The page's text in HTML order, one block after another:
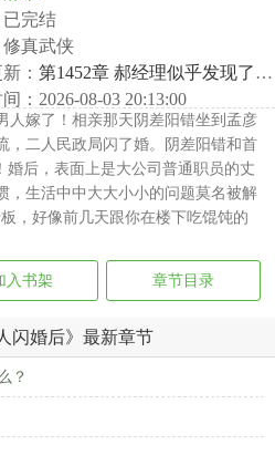
完结
真武侠
： 第1452章 郝经理似乎发现了什么？
：2026-08-03 20:13:00
人嫁了！相亲那天阴差阳错坐到孟彦
，二人民政局闪了婚。阴差阳错和首
婚后，表面上是大公司普通职员的丈
，生活中中大大小小的问题莫名被解
，好像前几天跟你在楼下吃馄饨的
入书架 章节目录
闪婚后》最新章节
？